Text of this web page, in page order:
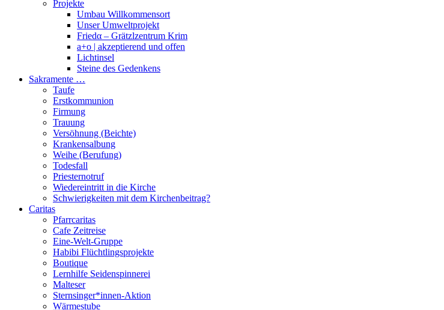
Projekte
Umbau Willkommensort
Unser Umweltprojekt
Friedα – Grätzlzentrum Krim
a+o | akzeptierend und offen
Lichtinsel
Steine des Gedenkens
Sakramente …
Taufe
Erstkommunion
Firmung
Trauung
Versöhnung (Beichte)
Krankensalbung
Weihe (Berufung)
Todesfall
Priesternotruf
Wiedereintritt in die Kirche
Schwierigkeiten mit dem Kirchenbeitrag?
Caritas
Pfarrcaritas
Cafe Zeitreise
Eine-Welt-Gruppe
Habibi Flüchtlingsprojekte
Boutique
Lernhilfe Seidenspinnerei
Malteser
Sternsinger*innen-Aktion
Wärmestube